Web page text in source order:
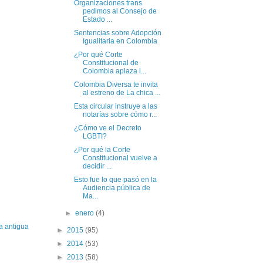
antigua
Organizaciones trans
pedimos al Consejo de
Estado ...
Sentencias sobre Adopción
Igualitaria en Colombia
¿Por qué Corte
Constitucional de
Colombia aplaza l...
Colombia Diversa te invita
al estreno de La chica ...
Esta circular instruye a las
notarías sobre cómo r...
¿Cómo ve el Decreto
LGBTI?
¿Por qué la Corte
Constitucional vuelve a
decidir ...
Esto fue lo que pasó en la
Audiencia pública de
Ma...
►enero(4)
► 2015 (95)
► 2014 (53)
► 2013 (58)